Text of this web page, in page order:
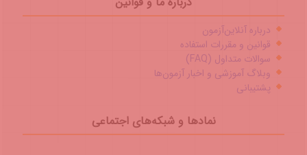
درباره آنلاین‌آزمون
قوانین و مقررات استفاده
سوالات متداول (FAQ)
وبلاگ آموزشی و اخبار آزمون‌ها
پشتیبانی
نمادها و شبکه‌های اجتماعی